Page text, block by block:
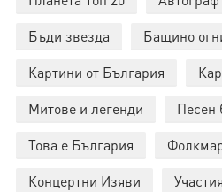
Бъди звезда
Бащино
Картини от България
Митове и легенди
Песен
Това е България
Концертни Изяви